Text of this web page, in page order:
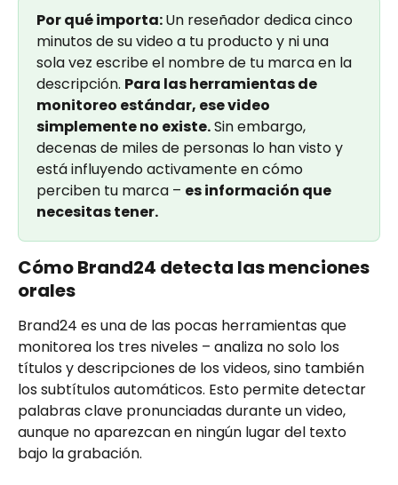
Por qué importa: Un reseñador dedica cinco
minutos de su video a tu producto y ni una
sola vez escribe el nombre de tu marca en la
descripción. Para las herramientas de
monitoreo estándar, ese video
simplemente no existe. Sin embargo,
decenas de miles de personas lo han visto y
está influyendo activamente en cómo
perciben tu marca – es información que
necesitas tener.
Cómo Brand24 detecta las menciones
orales
Brand24 es una de las pocas herramientas que
monitorea los tres niveles – analiza no solo los
títulos y descripciones de los videos, sino también
los subtítulos automáticos. Esto permite detectar
palabras clave pronunciadas durante un video,
aunque no aparezcan en ningún lugar del texto
bajo la grabación.